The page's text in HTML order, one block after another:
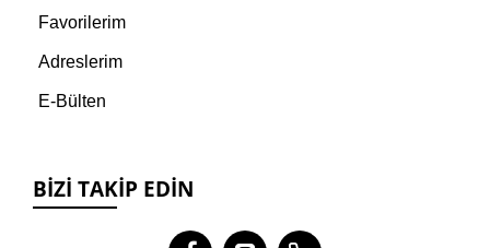
Favorilerim
Adreslerim
E-Bülten
BIZI TAKIP EDIN